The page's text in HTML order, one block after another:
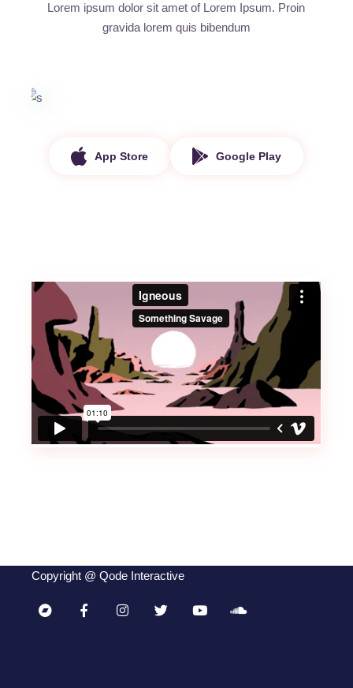
Lorem ipsum dolor sit amet of Lorem Ipsum. Proin
gravida lorem quis bibendum
App Store Google Play
Copyright @Qode Interactive